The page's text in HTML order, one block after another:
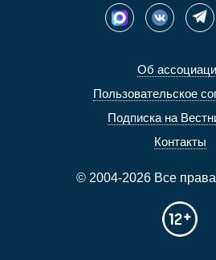
Об
Пользовательское
Подписка на
Контакты
© 2004-2026 Все